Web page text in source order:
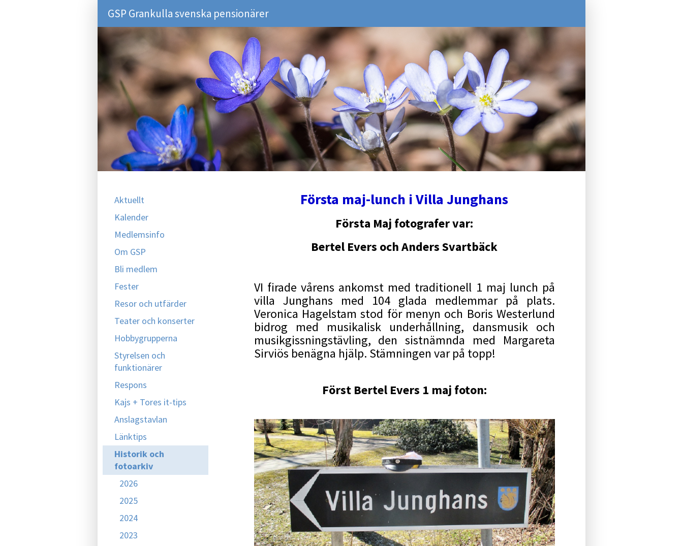
GSP Grankulla svenska pensionärer
Aktuellt
Kalender
Medlemsinfo
Om GSP
Bli medlem
Fester
Resor och utfärder
Teater och konserter
Hobbygrupperna
Styrelsen och
funktionärer
Respons
Kajs + Tores it-tips
Anslagstavlan
Länktips
Historik och
fotoarkiv
2026
2025
2024
2023
Första maj-lunch i Villa Junghans
Första Maj fotografer var:
Bertel Evers och Anders Svartbäck
VI firade vårens ankomst med traditionell 1 maj lunch på
villa Junghans med 104 glada medlemmar på plats.
Veronica Hagelstam stod för menyn och Boris Westerlund
bidrog med musikalisk underhållning, dansmusik och
musikgissningstävling, den sistnämnda med Margareta
Sirviös benägna hjälp. Stämningen var på topp!
Först Bertel Evers 1 maj foton: